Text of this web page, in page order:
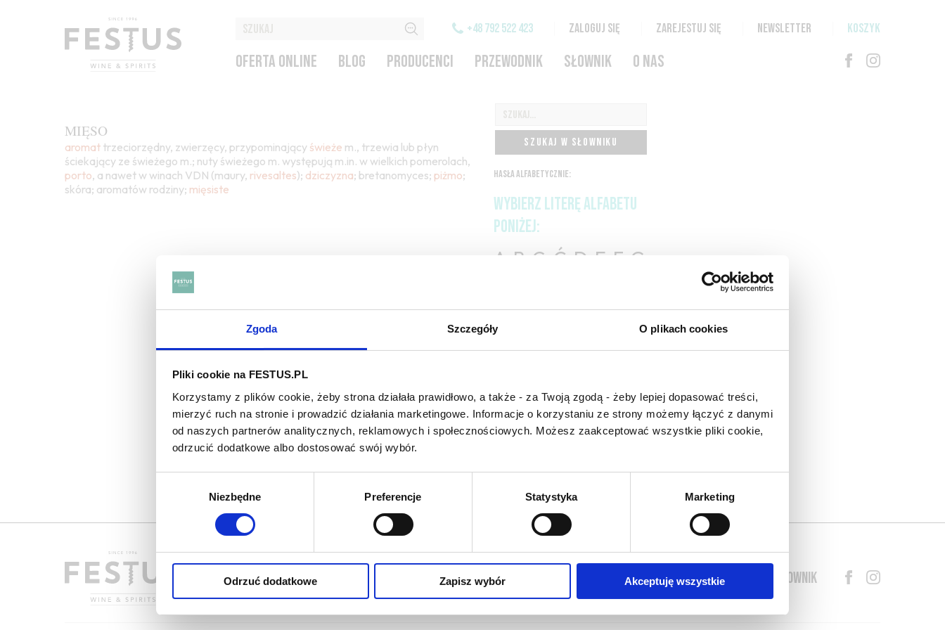
Zgoda Szczegóły O plikach cookies
Pliki cookie na FESTUS.PL
Korzystamy z plików cookie, żeby strona działała prawidłowo, a także - za Twoją zgodą - żeby lepiej dopasować treści,
mierzyć ruch na stronie i prowadzić działania marketingowe. Informacje o korzystaniu ze strony możemy łączyć z danymi
od naszych partnerów analitycznych, reklamowych i społecznościowych. Możesz zaakceptować wszystkie pliki cookie,
odrzucić dodatkowe albo dostosować swój wybór.
Niezbędne Preferencje Statystyka Marketing
Odrzuć dodatkowe Zapisz wybór Akceptuję wszystkie
+48 792 522 423 ZALOGUJ SIĘ ZAREJESTUJ SIĘ NEWSLETTER KOSZYK
OFERTA ONLINE BLOG PRODUCENCI PRZEWODNIK SŁOWNIK O NAS
MIĘSO
aromat trzeciorzędny, zwierzęcy, przypominający świeże m., trzewia lub płyn
ściekający ze świeżego m.; nuty świeżego m. występują m.in. w wielkich pomerolach,
porto, a nawet w winach VDN (maury, rivesaltes); dziczyzna; bretanomyces; piżmo;
skóra; aromatów rodziny; mięsiste
SZUKAJ W SŁOWNIKU
HASŁA ALFABETYCZNIE:
WYBIERZ LITERĘ ALFABETU
PONIŻEJ:
A B C-Ć D E F G
O-Ó P Q R S-Ś T
U
Z-Ź-Ż
wprowadzaniem do
słownika nowych haseł.
Jeśli jakis termin stwarza
słowniku -proszę nas o
tym poinformować
O NAS OFERTA ONLINE PRODUCENCI BLOG PRZEWODNIK SŁOWNIK